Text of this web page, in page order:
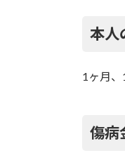
本人
1ヶ月、
傷病